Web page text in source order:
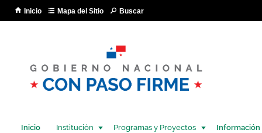
Inicio Mapa del Sitio Buscar
Inicio Institución Programas y Proyectos Información